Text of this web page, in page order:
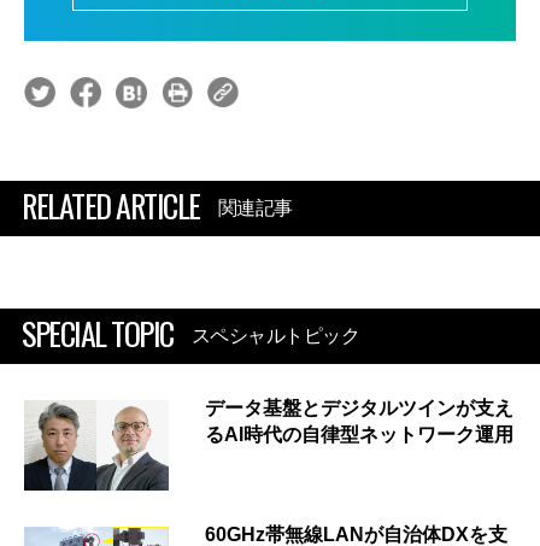
RELATED ARTICLE 関連記事
SPECIAL TOPIC スペシャルトピック
データ基盤とデジタルツインが支え
るAI時代の自律型ネットワーク運用
60GHz帯無線LANが自治体DXを支